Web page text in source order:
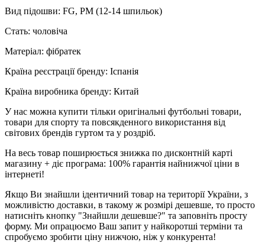
Вид підошви: FG, PM (12-14 шпильок)
Стать: чоловіча
Матеріал: фібратек
Країна реєстрації бренду: Іспанія
Країна виробника бренду: Китай
У нас можна купити тільки оригінальні футбольні товари,
товари для спорту та повсякденного використання від
світових брендів гуртом та у роздріб.
На весь товар поширюється знижка по дисконтній карті
магазину + діє програма: 100% гарантія найнижчої ціни в
інтернеті!
Якщо Ви знайшли ідентичний товар на території України, з
можливістю доставки, в такому ж розмірі дешевше, то просто
натисніть кнопку "Знайшли дешевше?" та заповніть просту
форму. Ми опрацюємо Ваш запит у найкоротші терміни та
спробуємо зробити ціну нижчою, ніж у конкурента!